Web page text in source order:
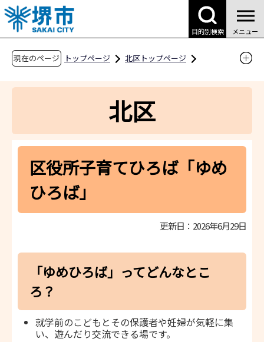
こ
の
ペ
目的別検索 メニュー
現在のページ トップページ
北区トップページ
ひろば・サークル
ゆめひろば
区役所子育てひろば「ゆめひろば」
北区
区役所子育てひろば「ゆめ
ひろば」
更新日：2026年6月29日
「ゆめひろば」ってどんなとこ
ろ？
就学前のこどもとその保護者や妊婦が気軽に集
い、遊んだり交流できる場です。